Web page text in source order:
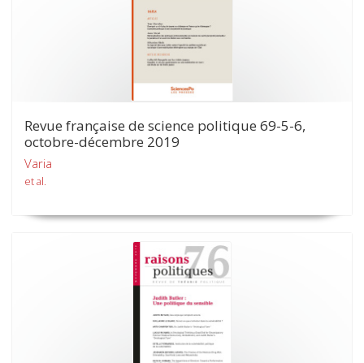
Revue française de science politique 69-5-6,
octobre-décembre 2019
Varia
et al.